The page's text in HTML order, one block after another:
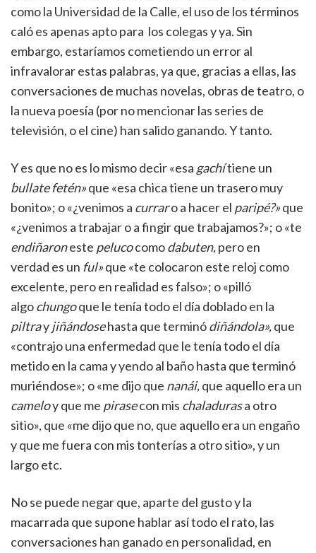
como la Universidad de la Calle, el uso de los términos
caló es apenas apto para los colegas y ya. Sin
embargo, estaríamos cometiendo un error al
infravalorar estas palabras, ya que, gracias a ellas, las
conversaciones de muchas novelas, obras de teatro, o
la nueva poesía (por no mencionar las series de
televisión, o el cine) han salido ganando. Y tanto.
Y es que no es lo mismo decir «esa gachítiene un
bullate fetén»que «esa chica tiene un trasero muy
bonito»; o «¿venimos a curraro a hacer el paripé?»que
«¿venimos a trabajar o a fingir que trabajamos?»; o «te
endiñaroneste pelucocomodabuten,pero en
verdad es un ful»que «te colocaron este reloj como
excelente, pero en realidad es falso»; o «pilló
algochungoque le tenía todo el día doblado en la
piltrayjiñándosehasta que terminódiñándola»,que
«contrajo una enfermedad que le tenía todo el día
metido en la cama y yendo al baño hasta que terminó
muriéndose»; o «me dijo que nanái,que aquello era un
cameloy que me pirasecon mis chaladurasa otro
sitio», que «me dijo que no, que aquello era un engaño
y que me fuera con mis tonterías a otro sitio», y un
largo etc.
No se puede negar que, aparte del gusto y la
macarrada que supone hablar así todo el rato, las
conversaciones han ganado en personalidad, en